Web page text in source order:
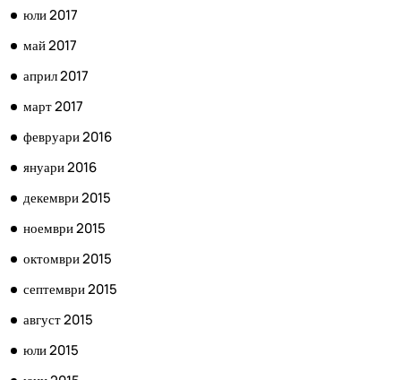
юли 2017
май 2017
април 2017
март 2017
февруари 2016
януари 2016
декември 2015
ноември 2015
октомври 2015
септември 2015
август 2015
юли 2015